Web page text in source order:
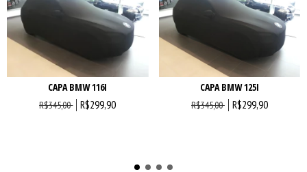
CAPA BMW 116I
R$345,00 R$299,90
CAPA BMW 125I
R$345,00 R$299,90